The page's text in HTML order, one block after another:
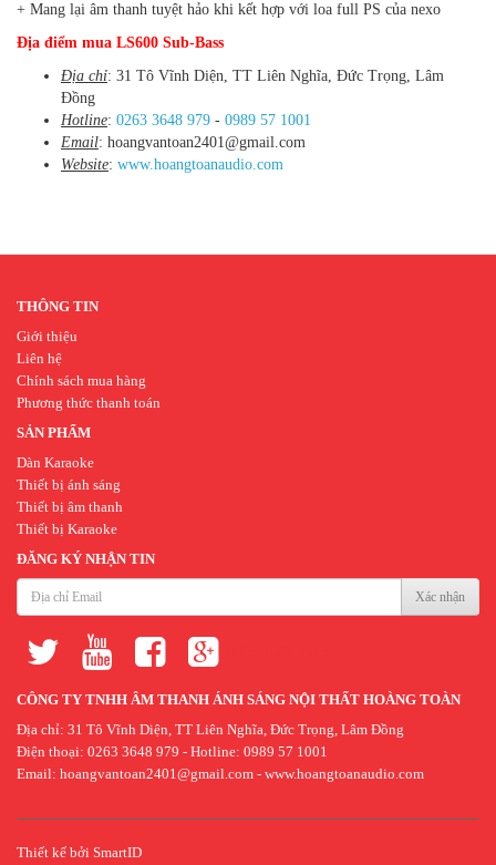
+ Mang lại âm thanh tuyệt hảo khi kết hợp với loa full PS của nexo
Địa điểm mua LS600 Sub-Bass
Địa chỉ: 31 Tô Vĩnh Diện, TT Liên Nghĩa, Đức Trọng, Lâm
Đồng
Hotline: 0263 3648 979 - 0989 57 1001
Email: hoangvantoan2401@gmail.com
Website: www.hoangtoanaudio.com
THÔNG TIN
Giới thiệu
Liên hệ
Chính sách mua hàng
Phương thức thanh toán
SẢN PHẨM
Dàn Karaoke
Thiết bị ánh sáng
Thiết bị âm thanh
Thiết bị Karaoke
ĐĂNG KÝ NHẬN TIN
Xác nhận
websitewebsiteứng
CÔNG TY TNHH ÂM THANH ÁNH SÁNG NỘI THẤT HOÀNG TOÀN
Địa chỉ: 31 Tô Vĩnh Diện, TT Liên Nghĩa, Đức Trọng, Lâm Đồng
Điện thoại: 0263 3648 979 - Hotline: 0989 57 1001
Email: hoangvantoan2401@gmail.com - www.hoangtoanaudio.com
Thiết kế bởi SmartID